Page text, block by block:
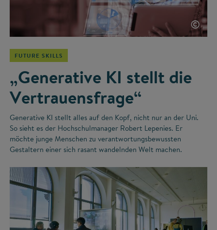
©
FUTURE SKILLS
„Generative KI stellt die
Vertrauensfrage“
Generative KI stellt alles auf den Kopf, nicht nur an der Uni.
So sieht es der Hochschulmanager Robert Lepenies. Er
möchte junge Menschen zu verantwortungsbewussten
Gestaltern einer sich rasant wandelnden Welt machen.